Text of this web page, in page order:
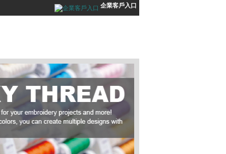
企業客戶入口